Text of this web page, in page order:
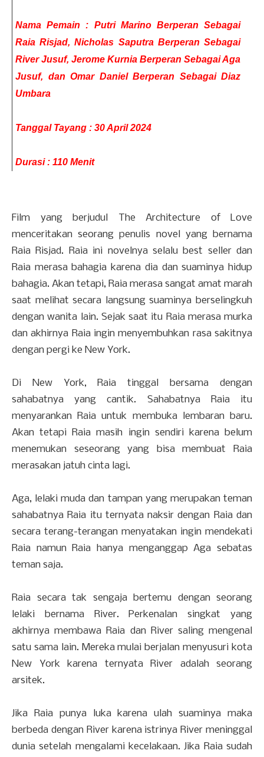
Nama Pemain : Putri Marino Berperan Sebagai
Raia Risjad, Nicholas Saputra Berperan Sebagai
River Jusuf, Jerome Kurnia Berperan Sebagai Aga
Jusuf, dan Omar Daniel Berperan Sebagai Diaz
Umbara
Tanggal Tayang : 30 April 2024
Durasi : 110 Menit
Film yang berjudul The Architecture of Love
menceritakan seorang penulis novel yang bernama
Raia Risjad. Raia ini novelnya selalu best seller dan
Raia merasa bahagia karena dia dan suaminya hidup
bahagia. Akan tetapi, Raia merasa sangat amat marah
saat melihat secara langsung suaminya berselingkuh
dengan wanita lain. Sejak saat itu Raia merasa murka
dan akhirnya Raia ingin menyembuhkan rasa sakitnya
dengan pergi ke New York.
Di New York, Raia tinggal bersama dengan
sahabatnya yang cantik. Sahabatnya Raia itu
menyarankan Raia untuk membuka lembaran baru.
Akan tetapi Raia masih ingin sendiri karena belum
menemukan seseorang yang bisa membuat Raia
merasakan jatuh cinta lagi.
Aga, lelaki muda dan tampan yang merupakan teman
sahabatnya Raia itu ternyata naksir dengan Raia dan
secara terang-terangan menyatakan ingin mendekati
Raia namun Raia hanya menganggap Aga sebatas
teman saja.
Raia secara tak sengaja bertemu dengan seorang
lelaki bernama River. Perkenalan singkat yang
akhirnya membawa Raia dan River saling mengenal
satu sama lain. Mereka mulai berjalan menyusuri kota
New York karena ternyata River adalah seorang
arsitek.
Jika Raia punya luka karena ulah suaminya maka
berbeda dengan River karena istrinya River meninggal
dunia setelah mengalami kecelakaan. Jika Raia sudah